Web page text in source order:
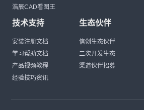
浩辰CAD看图王
技术支持
安装注册文档
学习帮助文档
产品视频教程
经验技巧资讯
生态伙伴
信创生态伙伴
二次开发生态
渠道伙伴招募